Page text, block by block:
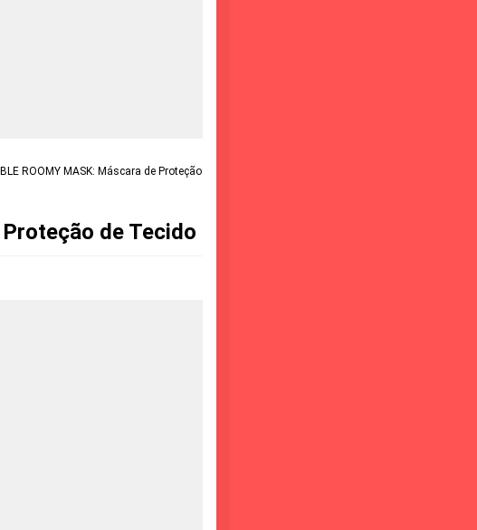
ROOMY MASK: Máscara de Proteção
Proteção de Tecido